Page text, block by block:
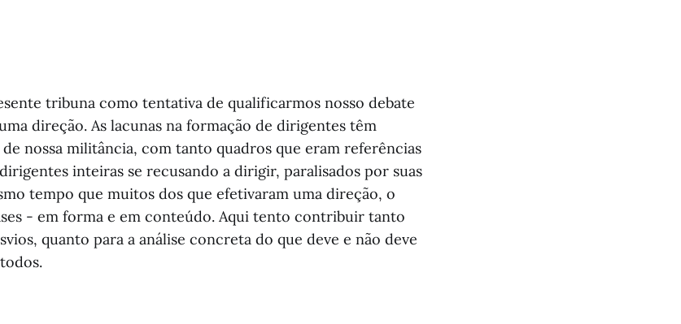
tribuna como tentativa de qualificarmos nosso debate
direção. As lacunas na formação de dirigentes têm
nossa militância, com tanto quadros que eram referências
inteiras se recusando a dirigir, paralisados por suas
tempo que muitos dos que efetivaram uma direção, o
- em forma e em conteúdo. Aqui tento contribuir tanto
quanto para a análise concreta do que deve e não deve